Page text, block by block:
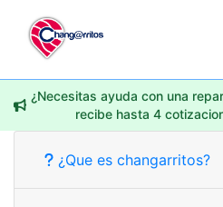
¿Necesitas ayuda con una
recibe hasta 4
¿Que es changarritos?